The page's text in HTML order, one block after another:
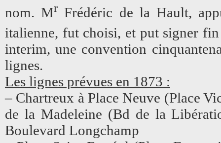
nom. Mr Frédéric de la Hault,
italienne, fut choisi, et put signer
interim, une convention
lignes.
Les lignes prévues en 1873 :
– Chartreux à Place Neuve (Place
de la Madeleine (Bd de la
Boulevard Longchamp